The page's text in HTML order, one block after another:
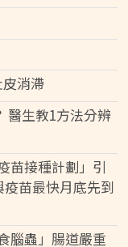
消滯
醫生教1方法分辨
苗接種計劃」引
苗最快月底先到
腦蟲」腸道嚴重